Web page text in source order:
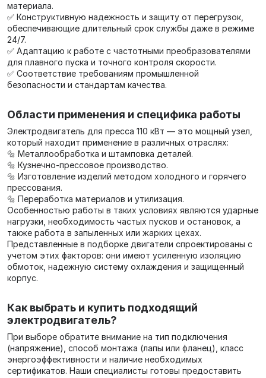
материала.
✅ Конструктивную надежность и защиту от перегрузок,
обеспечивающие длительный срок службы даже в режиме
24/7.
✅ Адаптацию к работе с частотными преобразователями
для плавного пуска и точного контроля скорости.
✅ Соответствие требованиям промышленной
безопасности и стандартам качества.
Области применения и специфика работы
Электродвигатель для пресса 110 кВт — это мощный узел,
который находит применение в различных отраслях:
🔩 Металлообработка и штамповка деталей.
🔩 Кузнечно-прессовое производство.
🔩 Изготовление изделий методом холодного и горячего
прессования.
🔩 Переработка материалов и утилизация.
Особенностью работы в таких условиях являются ударные
нагрузки, необходимость частых пусков и остановок, а
также работа в запыленных или жарких цехах.
Представленные в подборке двигатели спроектированы с
учетом этих факторов: они имеют усиленную изоляцию
обмоток, надежную систему охлаждения и защищенный
корпус.
Как выбрать и купить подходящий
электродвигатель?
При выборе обратите внимание на тип подключения
(напряжение), способ монтажа (лапы или фланец), класс
энергоэффективности и наличие необходимых
сертификатов. Наши специалисты готовы предоставить